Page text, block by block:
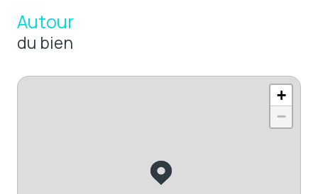
Autour
du bien
+
−